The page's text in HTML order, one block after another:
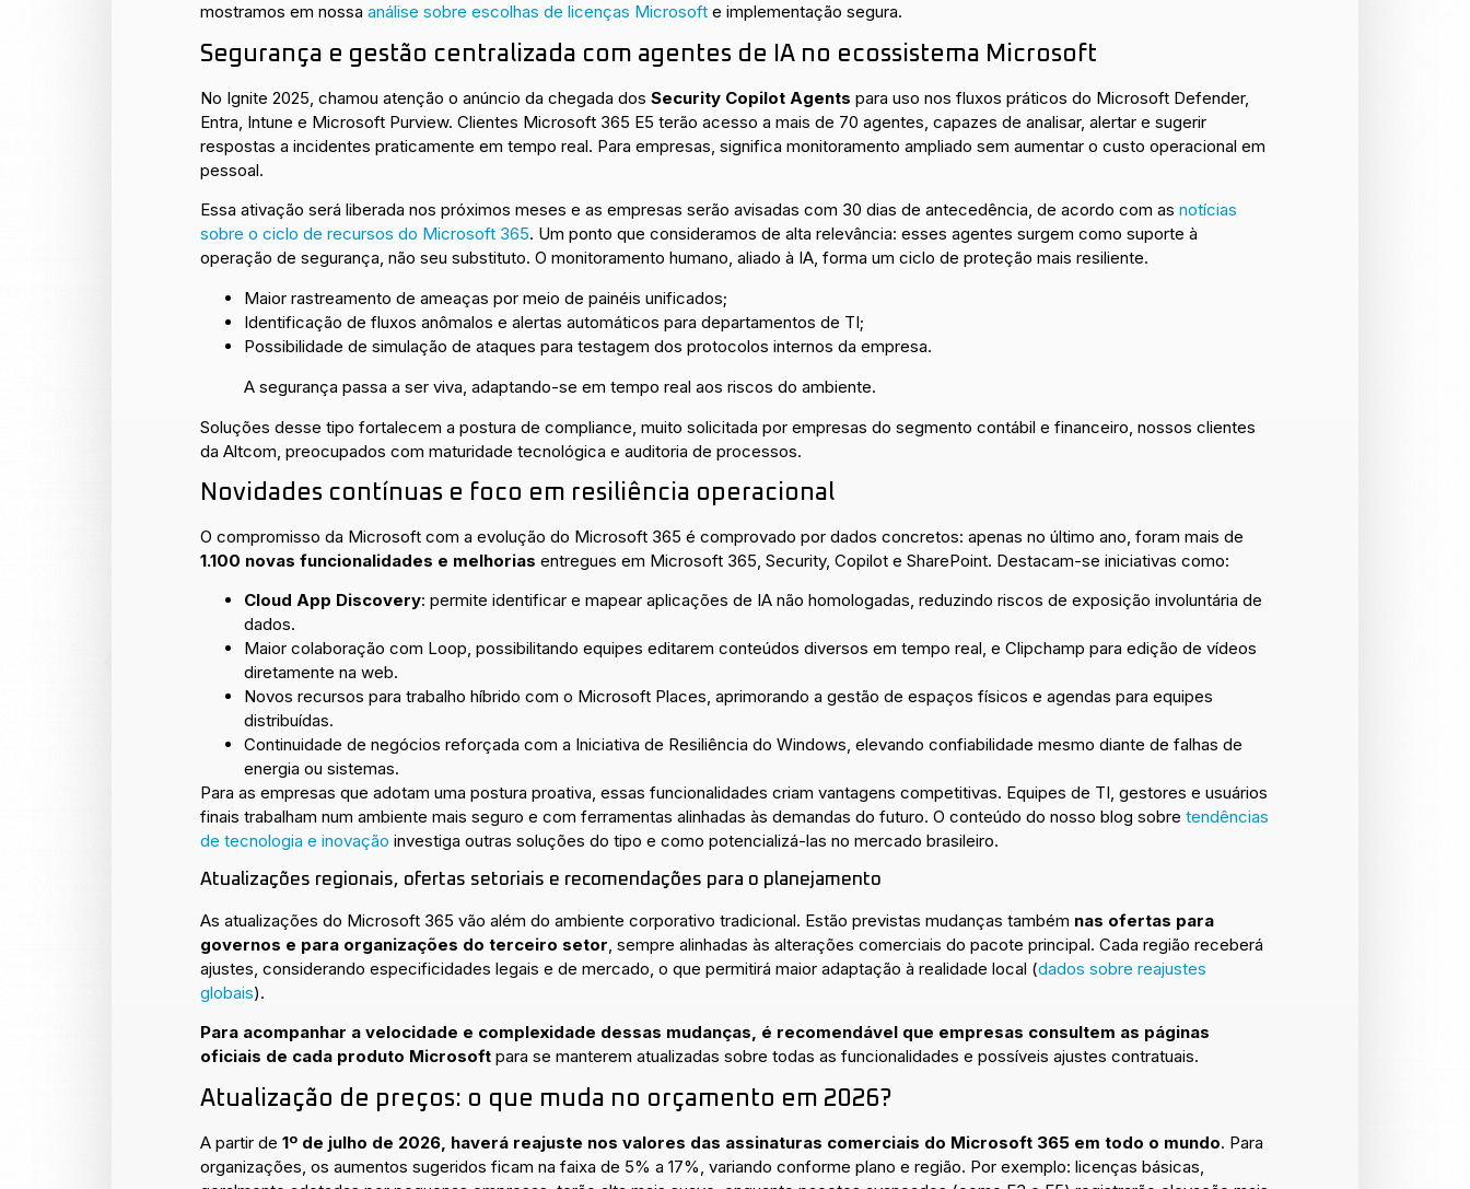
mostramos em nossa análise sobre escolhas de licenças Microsoft e implementação segura.
Segurança e gestão centralizada com agentes de IA no ecossistema Microsoft
No Ignite 2025, chamou atenção o anúncio da chegada dos Security Copilot Agents para uso nos fluxos práticos do Microsoft Defender,
Entra, Intune e Microsoft Purview. Clientes Microsoft 365 E5 terão acesso a mais de 70 agentes, capazes de analisar, alertar e sugerir
respostas a incidentes praticamente em tempo real. Para empresas, significa monitoramento ampliado sem aumentar o custo operacional em
pessoal.
Essa ativação será liberada nos próximos meses e as empresas serão avisadas com 30 dias de antecedência, de acordo com as notícias
sobre o ciclo de recursos do Microsoft 365. Um ponto que consideramos de alta relevância: esses agentes surgem como suporte à
operação de segurança, não seu substituto. O monitoramento humano, aliado à IA, forma um ciclo de proteção mais resiliente.
Maior rastreamento de ameaças por meio de painéis unificados;
Identificação de fluxos anômalos e alertas automáticos para departamentos de TI;
Possibilidade de simulação de ataques para testagem dos protocolos internos da empresa.
A segurança passa a ser viva, adaptando-se em tempo real aos riscos do ambiente.
Soluções desse tipo fortalecem a postura de compliance, muito solicitada por empresas do segmento contábil e financeiro, nossos clientes
da Altcom, preocupados com maturidade tecnológica e auditoria de processos.
Novidades contínuas e foco em resiliência operacional
O compromisso da Microsoft com a evolução do Microsoft 365 é comprovado por dados concretos: apenas no último ano, foram mais de
1.100 novas funcionalidades e melhorias entregues em Microsoft 365, Security, Copilot e SharePoint. Destacam-se iniciativas como:
Cloud App Discovery: permite identificar e mapear aplicações de IA não homologadas, reduzindo riscos de exposição involuntária de
dados.
Maior colaboração com Loop, possibilitando equipes editarem conteúdos diversos em tempo real, e Clipchamp para edição de vídeos
diretamente na web.
Novos recursos para trabalho híbrido com o Microsoft Places, aprimorando a gestão de espaços físicos e agendas para equipes
distribuídas.
Continuidade de negócios reforçada com a Iniciativa de Resiliência do Windows, elevando confiabilidade mesmo diante de falhas de
energia ou sistemas.
Para as empresas que adotam uma postura proativa, essas funcionalidades criam vantagens competitivas. Equipes de TI, gestores e usuários
finais trabalham num ambiente mais seguro e com ferramentas alinhadas às demandas do futuro. O conteúdo do nosso blog sobre tendências
de tecnologia e inovação investiga outras soluções do tipo e como potencializá-las no mercado brasileiro.
Atualizações regionais, ofertas setoriais e recomendações para o planejamento
As atualizações do Microsoft 365 vão além do ambiente corporativo tradicional. Estão previstas mudanças também nas ofertas para
governos e para organizações do terceiro setor, sempre alinhadas às alterações comerciais do pacote principal. Cada região receberá
ajustes, considerando especificidades legais e de mercado, o que permitirá maior adaptação à realidade local (dados sobre reajustes
globais).
Para acompanhar a velocidade e complexidade dessas mudanças, é recomendável que empresas consultem as páginas
oficiais de cada produto Microsoft para se manterem atualizadas sobre todas as funcionalidades e possíveis ajustes contratuais.
Atualização de preços: o que muda no orçamento em 2026?
A partir de 1º de julho de 2026, haverá reajuste nos valores das assinaturas comerciais do Microsoft 365 em todo o mundo. Para
organizações, os aumentos sugeridos ficam na faixa de 5% a 17%, variando conforme plano e região. Por exemplo: licenças básicas,